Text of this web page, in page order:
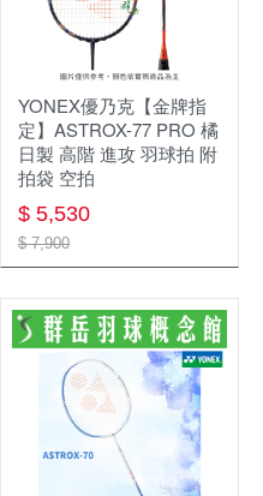
YONEX優乃克【金牌指
定】ASTROX-77 PRO 橘
日製 高階 進攻 羽球拍 附
拍袋 空拍
$ 5,530
$ 7,900